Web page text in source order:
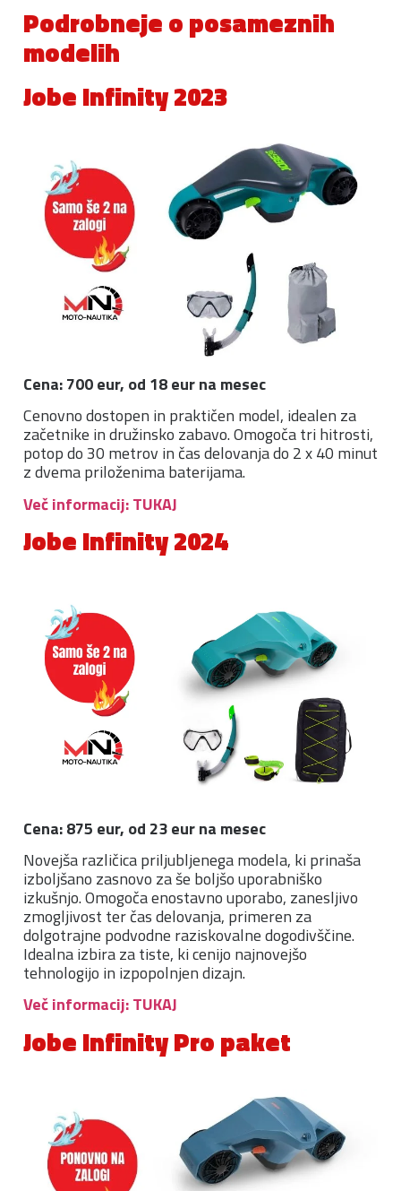
Podrobneje o posameznih
modelih
Jobe Infinity 2023
Cena: 700 eur, od 18 eur na mesec
Cenovno dostopen in praktičen model, idealen za
začetnike in družinsko zabavo. Omogoča tri hitrosti,
potop do 30 metrov in čas delovanja do 2 x 40 minut
z dvema priloženima baterijama.
Več informacij: TUKAJ
Jobe Infinity 2024
Cena: 875 eur, od 23 eur na mesec
Novejša različica priljubljenega modela, ki prinaša
izboljšano zasnovo za še boljšo uporabniško
izkušnjo. Omogoča enostavno uporabo, zanesljivo
zmogljivost ter čas delovanja, primeren za
dolgotrajne podvodne raziskovalne dogodivščine.
Idealna izbira za tiste, ki cenijo najnovejšo
tehnologijo in izpopolnjen dizajn.
Več informacij: TUKAJ
Jobe Infinity Pro paket